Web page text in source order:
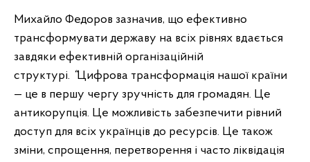
Михайло Федоров зазначив, що ефективно
трансформувати державу на всіх рівнях вдається
завдяки ефективній організаційній
структурі. “Цифрова трансформація нашої країни
— це в першу чергу зручність для громадян. Це
антикорупція. Це можливість забезпечити рівний
доступ для всіх українців до ресурсів. Це також
зміни, спрощення, перетворення і часто ліквідація